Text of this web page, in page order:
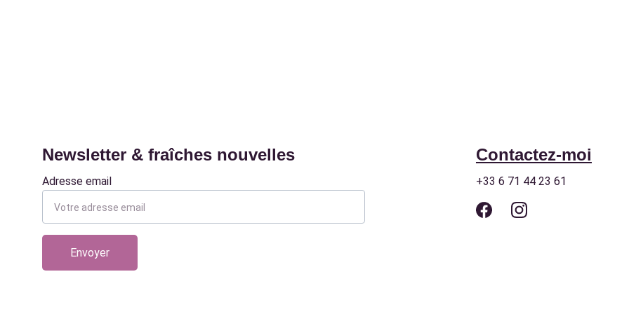
Contactez-moi
Adresse email
Envoyer
Newsletter & fraîches nouvelles
+33 6 71 44 23 61